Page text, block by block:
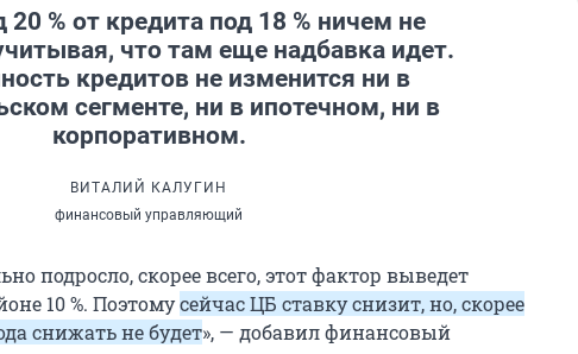
20 % от кредита под 18 % ничем не
что там еще надбавка идет.
кредитов не изменится ни в
сегменте, ни в ипотечном, ни в
корпоративном.
ВИТАЛИЙ КАЛУГИН
финансовый управляющий
подросло, скорее всего, этот фактор выведет
10 %. Поэтомусейчас ЦБ ставку снизит, но, скорее
снижать не будет», — добавил финансовый